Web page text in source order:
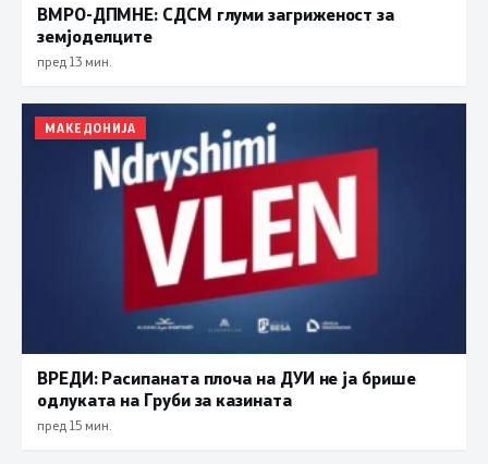
ВМРО-ДПМНЕ: СДСМ глуми загриженост за
земјоделците
пред 13 мин.
МАКЕДОНИЈА
ВРЕДИ: Расипаната плоча на ДУИ не ја брише
одлуката на Груби за казината
пред 15 мин.